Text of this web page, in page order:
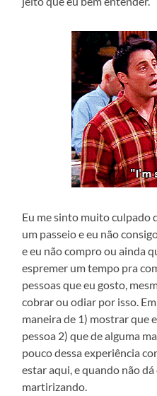
Eu me sinto muito culpado
um passeio e eu não
e eu não compro ou ainda
espremer um tempo pra
pessoas que eu gosto,
cobrar ou odiar por isso.
maneira de 1) mostrar que
pessoa 2) que de alguma
pouco dessa experiência
estar aqui, e quando não
martirizando.